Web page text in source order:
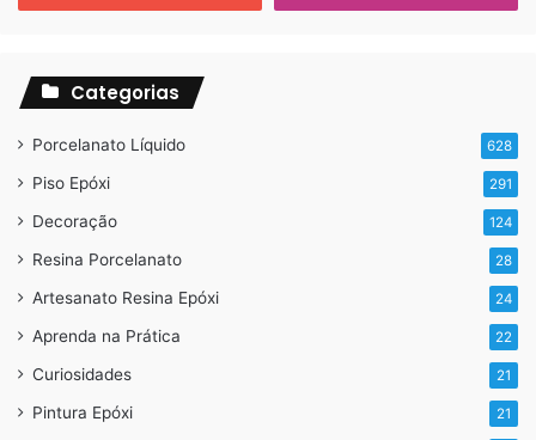
Categorias
Porcelanato Líquido 628
Piso Epóxi 291
Decoração 124
Resina Porcelanato 28
Artesanato Resina Epóxi 24
Aprenda na Prática 22
Curiosidades 21
Pintura Epóxi 21